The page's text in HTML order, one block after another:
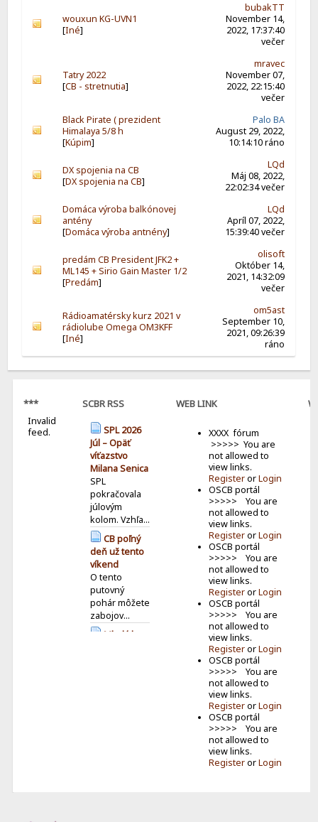
wouxun KG-UVN1
[Iné]
bubakTT
November 14,
2022, 17:37:40
večer
Tatry 2022
[CB - stretnutia]
mravec
November 07,
2022, 22:15:40
večer
Black Pirate ( prezident
Himalaya 5/8 h
[Kúpim]
Palo BA
August 29, 2022,
10:14:10 ráno
DX spojenia na CB
[DX spojenia na CB]
LQd
Máj 08, 2022,
22:02:34 večer
Domáca výroba balkónovej
antény
[Domáca výroba antnény]
LQd
Apríl 07, 2022,
15:39:40 večer
predám CB President JFK2 +
ML145 + Sirio Gain Master 1/2
[Predám]
olisoft
Október 14,
2021, 14:32:09
večer
Rádioamatérsky kurz 2021 v
rádiolube Omega OM3KFF
[Iné]
om5ast
September 10,
2021, 09:26:39
ráno
***
Invalid
feed.
SCBR RSS
SPL 2026
Júl – Opäť
víťazstvo
Milana Senica
SPL
pokračovala
júlovým
kolom. Vzhľa...
CB poľný
deň už tento
víkend
O tento
putovný
pohár môžete
zabojov...
Mladá krv
WEB LINK
XXXX fórum
>>>>> You are
not allowed to
view links.
RegisterorLogin
OSCB portál
>>>>> You are
not allowed to
view links.
RegisterorLogin
OSCB portál
>>>>> You are
not allowed to
view links.
RegisterorLogin
OSCB portál
>>>>> You are
not allowed to
view links.
RegisterorLogin
OSCB portál
>>>>> You are
not allowed to
view links.
RegisterorLogin
OSCB portál
>>>>> You are
not allowed to
view links.
RegisterorLogin